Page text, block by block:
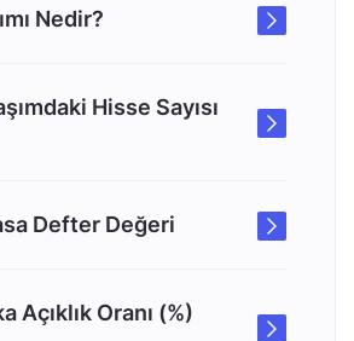
Nedir?
Hisse Sayısı
Defter Değeri
Açıklık Oranı (%)